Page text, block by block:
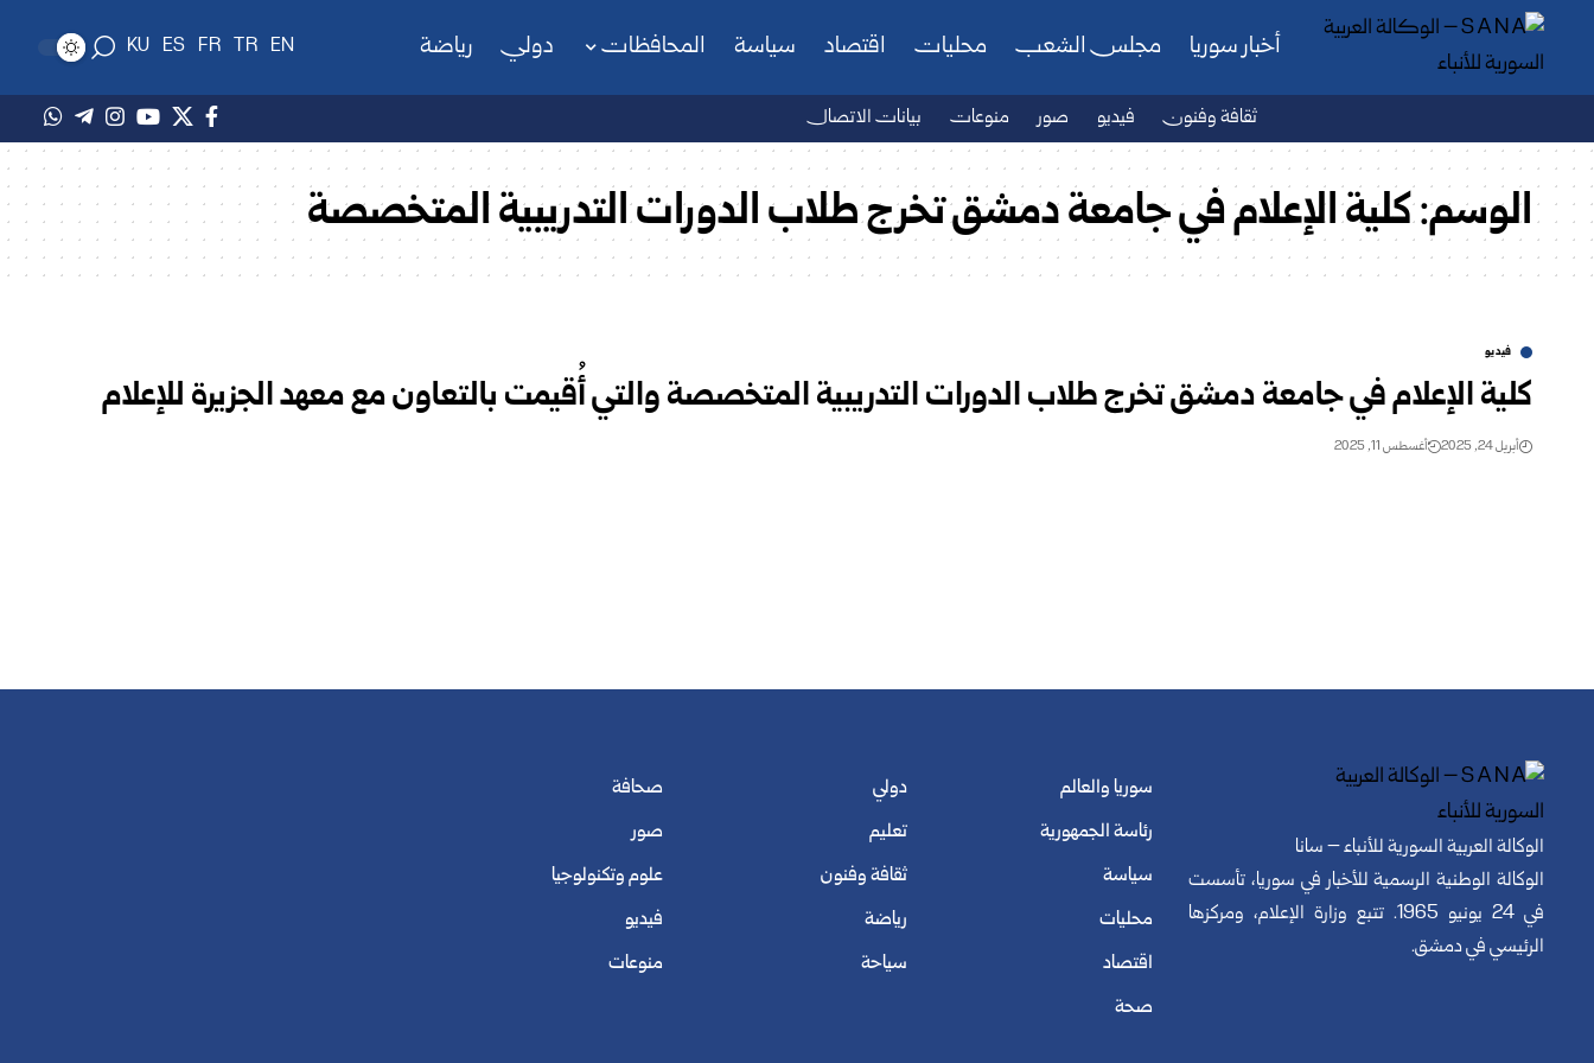
أخبار سوريا مجلس الشعب محليات اقتصاد سياسة المحافظات دولي رياضة EN
TR
FR
ES
KU
ثقافة وفنون فيديو صور منوعات بيانات الاتصال
الوسم:كلية الإعلام في جامعة دمشق تخرج طلاب الدورات التدريبية المتخصصة
فيديو
كلية الإعلام في جامعة دمشق تخرج طلاب الدورات التدريبية المتخصصة والتي أُقيمت ‏بالتعاون مع معهد الجزيرة للإعلام
أبريل 24, 2025 أغسطس 11, 2025
الوكالة العربية السورية للأنباء – سانا
الوكالة الوطنية الرسمية للأخبار في سوريا، تأسست
في 24 يونيو 1965. تتبع وزارة الإعلام، ومركزها
الرئيسي في دمشق.
سوريا والعالم
رئاسة الجمهورية
سياسة
محليات
اقتصاد
صحة
دولي
تعليم
ثقافة وفنون
رياضة
سياحة
صحافة
صور
علوم وتكنولوجيا
فيديو
منوعات